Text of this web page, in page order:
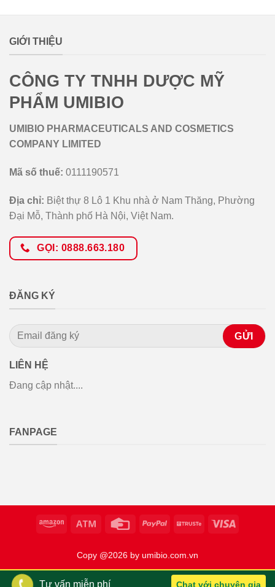
GIỚI THIỆU
CÔNG TY TNHH DƯỢC MỸ
PHẨM UMIBIO
UMIBIO PHARMACEUTICALS AND COSMETICS
COMPANY LIMITED
Mã số thuế: 0111190571
Địa chỉ: Biệt thự 8 Lô 1 Khu nhà ở Nam Thăng, Phường
Đại Mỗ, Thành phố Hà Nội, Việt Nam.
GỌI: 0888.663.180
ĐĂNG KÝ
LIÊN HỆ
Đang cập nhật....
FANPAGE
Copy @2026 by umibio.com.vn
Tư vấn miễn phí Chat với chuyên gia